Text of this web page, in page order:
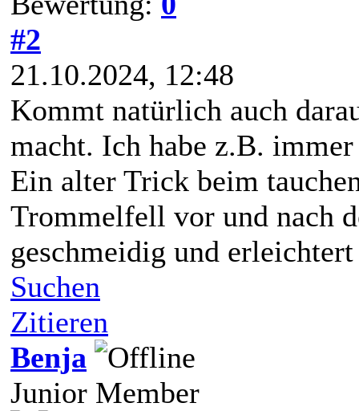
#2
21.10.2024, 12:48
Kommt natürlich auch
macht. Ich habe z.B.
Ein alter Trick beim
Trommelfell vor und nach
geschmeidig und
Suchen
Zitieren
Benja
Junior Member